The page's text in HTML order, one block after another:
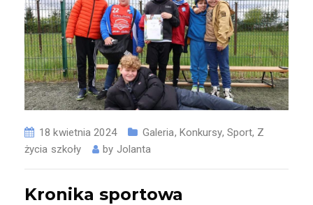
18 kwietnia 2024 Galeria, Konkursy, Sport, Z
życia szkoły
by Jolanta
Kronika sportowa